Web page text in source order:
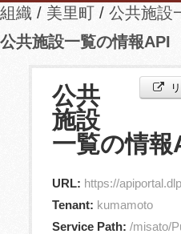
組織 美里町
公共施設
公共施設一覧の情報API
公共
施設
一覧の情報
URL: https://apiportal.dlp-kumamoto.jp/orion/v2/
Tenant: kumamoto
Service Path: /misato/